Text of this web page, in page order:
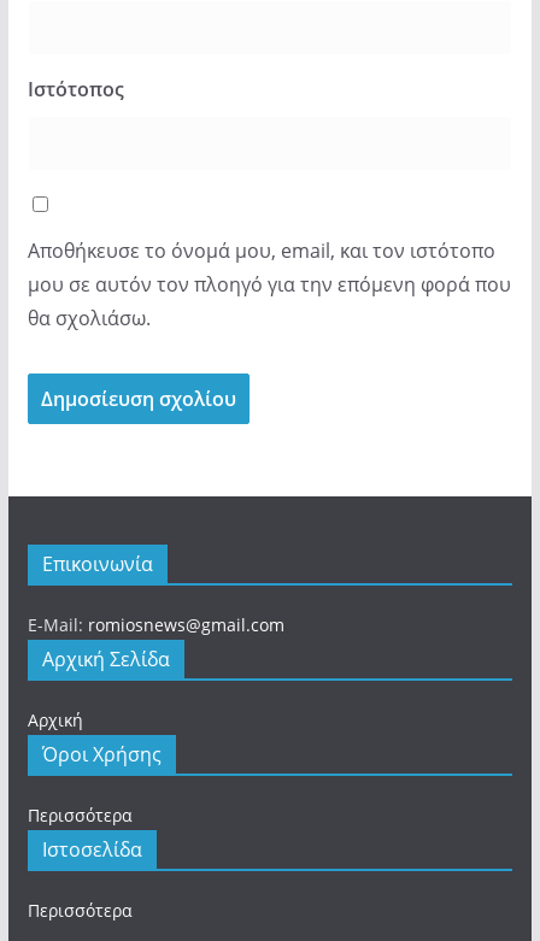
Ιστότοπος
Αποθήκευσε το όνομά μου, email, και τον ιστότοπο
μου σε αυτόν τον πλοηγό για την επόμενη φορά που
θα σχολιάσω.
Επικοινωνία
E-Mail: romiosnews@gmail.com
Αρχική Σελίδα
Αρχική
Όροι Χρήσης
Περισσότερα
Ιστοσελίδα
Περισσότερα